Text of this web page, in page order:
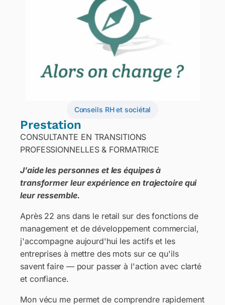
Conseils RH et sociétal
Prestation
CONSULTANTE EN TRANSITIONS
PROFESSIONNELLES & FORMATRICE
J’aide les personnes et les équipes à
transformer leur expérience en trajectoire qui
leur ressemble.
Après 22 ans dans le retail sur des fonctions de
management et de développement commercial,
j'accompagne aujourd'hui les actifs et les
entreprises à mettre des mots sur ce qu'ils
savent faire — pour passer à l'action avec clarté
et confiance.
Mon vécu me permet de comprendre rapidement